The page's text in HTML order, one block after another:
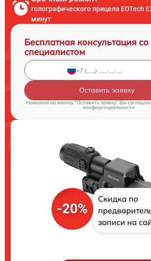
голографического прицела EOTech
минут
Бесплатная консультация со
специалистом
Оставить заявку
Нажимая на кнопку "Оставить заявку" Вы
конфиденциальности
-20%
Скидка по
записи на